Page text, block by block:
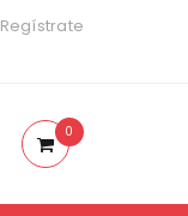
Regístrate
0